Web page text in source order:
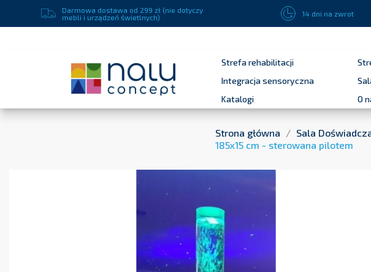
Darmowa dostawa od 299 zł (nie dotyczy
mebli i urządzeń świetlnych)
14 dni na zwrot
Strefa rehabilitacji
Integracja sensoryczna
Katalogi
O
Strona główna Sala
185x15 cm - sterowana pilotem